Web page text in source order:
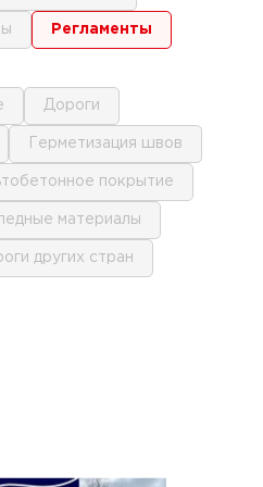
регламенты
дороги
герметизация швов
покрытие
материалы
других стран